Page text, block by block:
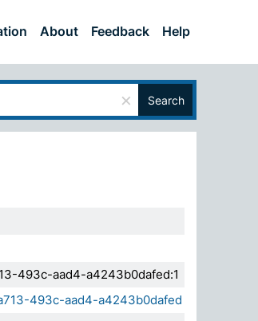
About Feedback Help
× Search
493c-aad4-a4243b0dafed:1
493c-aad4-a4243b0dafed